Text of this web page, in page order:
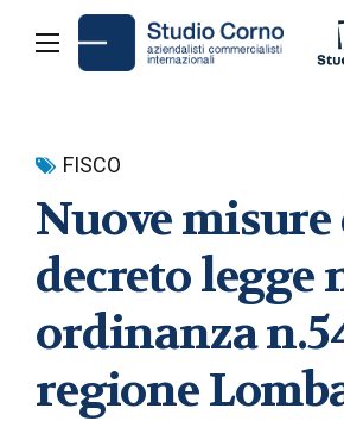
FISCO
Nuove misure
decreto legge
ordinanza
regione